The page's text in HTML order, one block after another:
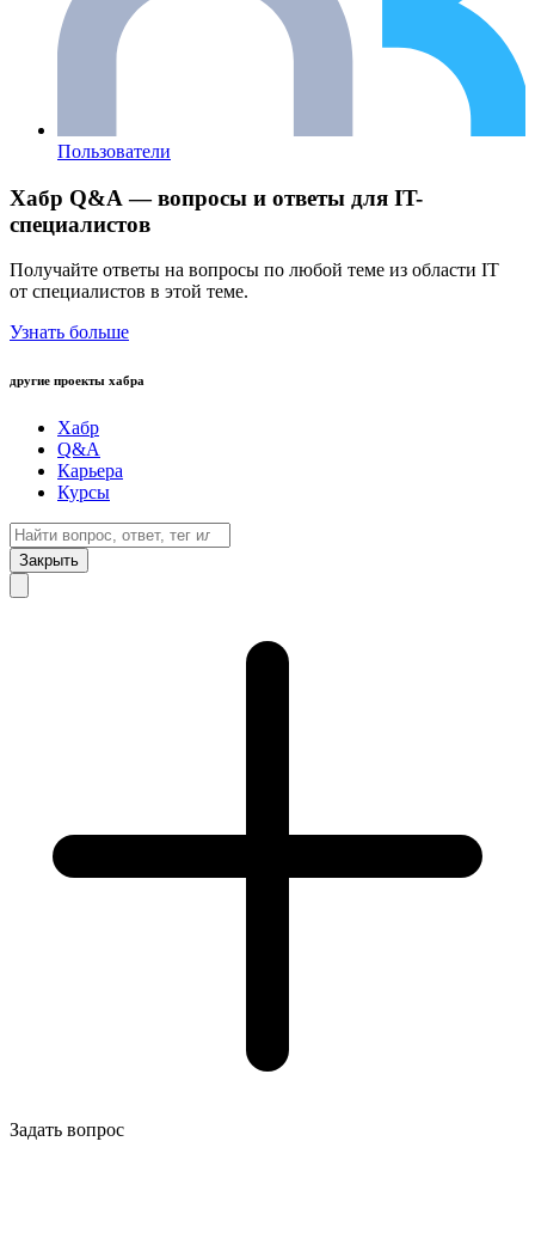
Пользователи
Хабр Q&A — вопросы и ответы для IT-
специалистов
Получайте ответы на вопросы по любой теме из области IT
от специалистов в этой теме.
Узнать больше
другие проекты хабра
Хабр
Q&A
Карьера
Курсы
Закрыть
Задать вопрос